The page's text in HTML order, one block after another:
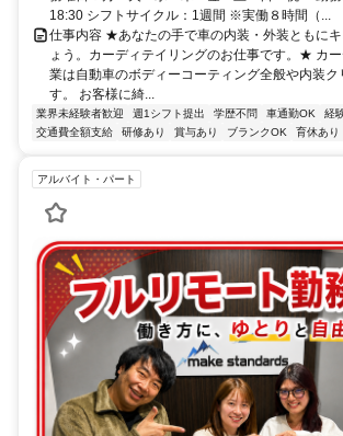
18:30 シフトサイクル：1週間 ※実働８時間（...
仕事内容 ★あなたの手で車の内装・外装ともに
ょう。カーディテイリングのお仕事です。★ カ
業は自動車のボディーコーティング全般や内装
す。 お客様に綺...
業界未経験者歓迎 週1シフト提出 学歴不問 車通勤OK 経
交通費全額支給
研修あり 賞与あり ブランクOK 育休あり
アルバイト・パート